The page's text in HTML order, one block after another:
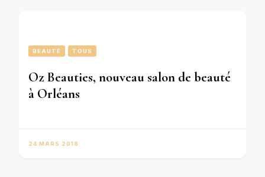
BEAUTÉ TOUS
Oz Beauties, nouveau salon de beauté
à Orléans
24 MARS 2018